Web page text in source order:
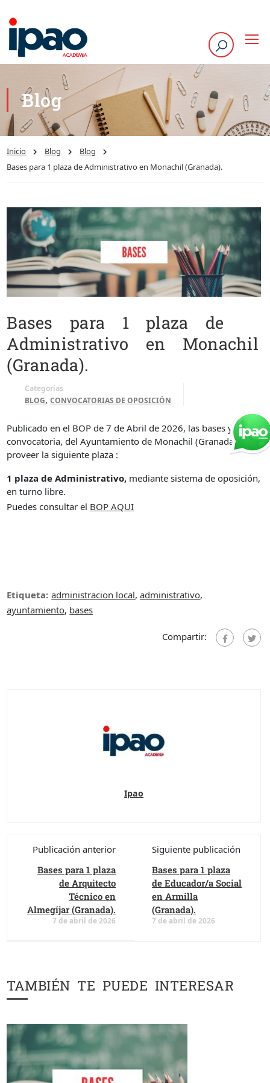
Blog
Inicio Blog
Blog
Bases para 1 plaza de Administrativo en Monachil (Granada).
Bases para 1 plaza de
Administrativo en Monachil
(Granada).
Categorías
BLOG,CONVOCATORIAS DE OPOSICIÓN
Publicado en el BOP de 7 de Abril de 2026, las bases y
convocatoria, del Ayuntamiento de Monachil (Granada) para
proveer la siguiente plaza :
1 plaza de Administrativo, mediante sistema de oposición,
en turno libre.
Puedes consultar el BOP AQUI
Etiqueta: administracion local,administrativo,
ayuntamiento, bases
Compartir:
Ipao
Publicación anterior
Bases para 1 plaza
de Arquitecto
Técnico en
Almegíjar (Granada).
7 de abril de 2026
Siguiente publicación
Bases para 1 plaza
de Educador/a Social
en Armilla
(Granada).
7 de abril de 2026
TAMBIÉN TE PUEDE INTERESAR